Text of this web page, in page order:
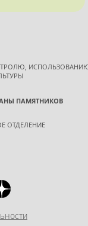
ПАМЯТНИКОВ
ОТДЕЛЕНИЕ